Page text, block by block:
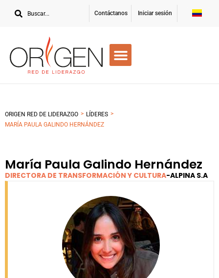
Contáctanos Iniciar sesión
ORIGEN RED DE LIDERAZGO > LÍDERES >
MARÍA PAULA GALINDO HERNÁNDEZ
María Paula Galindo Hernández
DIRECTORA DE TRANSFORMACIÓN Y CULTURA-ALPINA S.A